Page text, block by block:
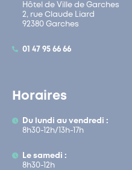
Hôtel de Ville de Garches
2, rue Claude Liard
92380 Garches
01 47 95 66 66
Horaires
Du lundi au vendredi :
8h30-12h/13h-17h
Le samedi :
8h30-12h